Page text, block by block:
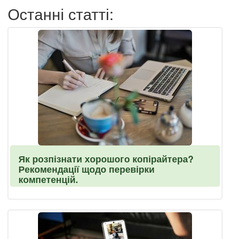
Останні статті:
Як розпізнати хорошого копірайтера?
Рекомендації щодо перевірки
компетенцій.